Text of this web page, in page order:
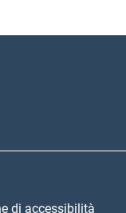
di accessibilità